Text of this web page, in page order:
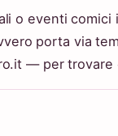
o eventi
porta via
— per